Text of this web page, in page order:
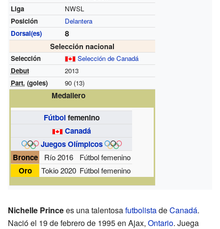
Liga
NWSL
Posición
Delantera
Dorsal(es)
8
Selección nacional
Selección
Selección de Canadá
Debut
2013
Part. (goles) 90 (13)
Medallero
Fútbolfemenino
Canadá
Juegos Olímpicos
Bronce
Río 2016 Fútbol femenino
Oro Tokio 2020 Fútbol femenino
Nichelle Princees una talentosafutbolistadeCanadá.
Nació el 19 de febrero de 1995 en Ajax, Ontario. Juega